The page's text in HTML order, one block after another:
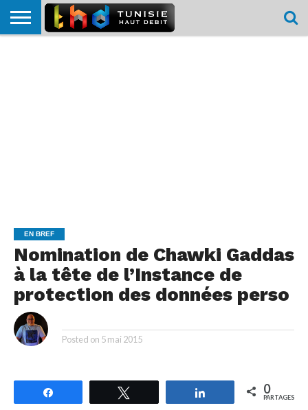
EN BREF
Nomination de Chawki Gaddas
à la tête de l’Instance de
protection des données perso
Posted on 5 mai 2015
Partagez 0
PARTAGES